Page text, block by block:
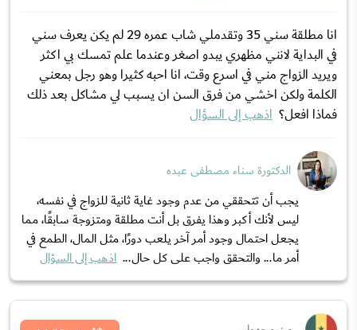
انا مطلقة سني 35 وتقدملي شاب عمره 29 لم يكن يعرف سني
في البداية لانني مظهري يبدو اصغر وعندما علم تمسك بي اكثر
ويريد الزواج مني في اسرع وقت، انا احبه كثيرا وهو رجل بمعني
الكلمة ولكن اخشي من فرق السن ان يسبب لي مشاكل بعد ذلك
فماذا افعل؟ اذهب إلى السؤال
الدكتورة سناء مصطفى عبده
يجب أن تتحققي من عدم وجود غاية ثانية للزواج في نفسه،
ليس لأنك أكبر وهذا يفرق بل أنت مطلقة ومتزوجة سابقًا، مما
يجعل احتمال وجود أمر آخر يلعب دورًا، مثل المال، الطمع في
أمر ما... والتحقق واجب على كل حال... اذهب إلى السؤال